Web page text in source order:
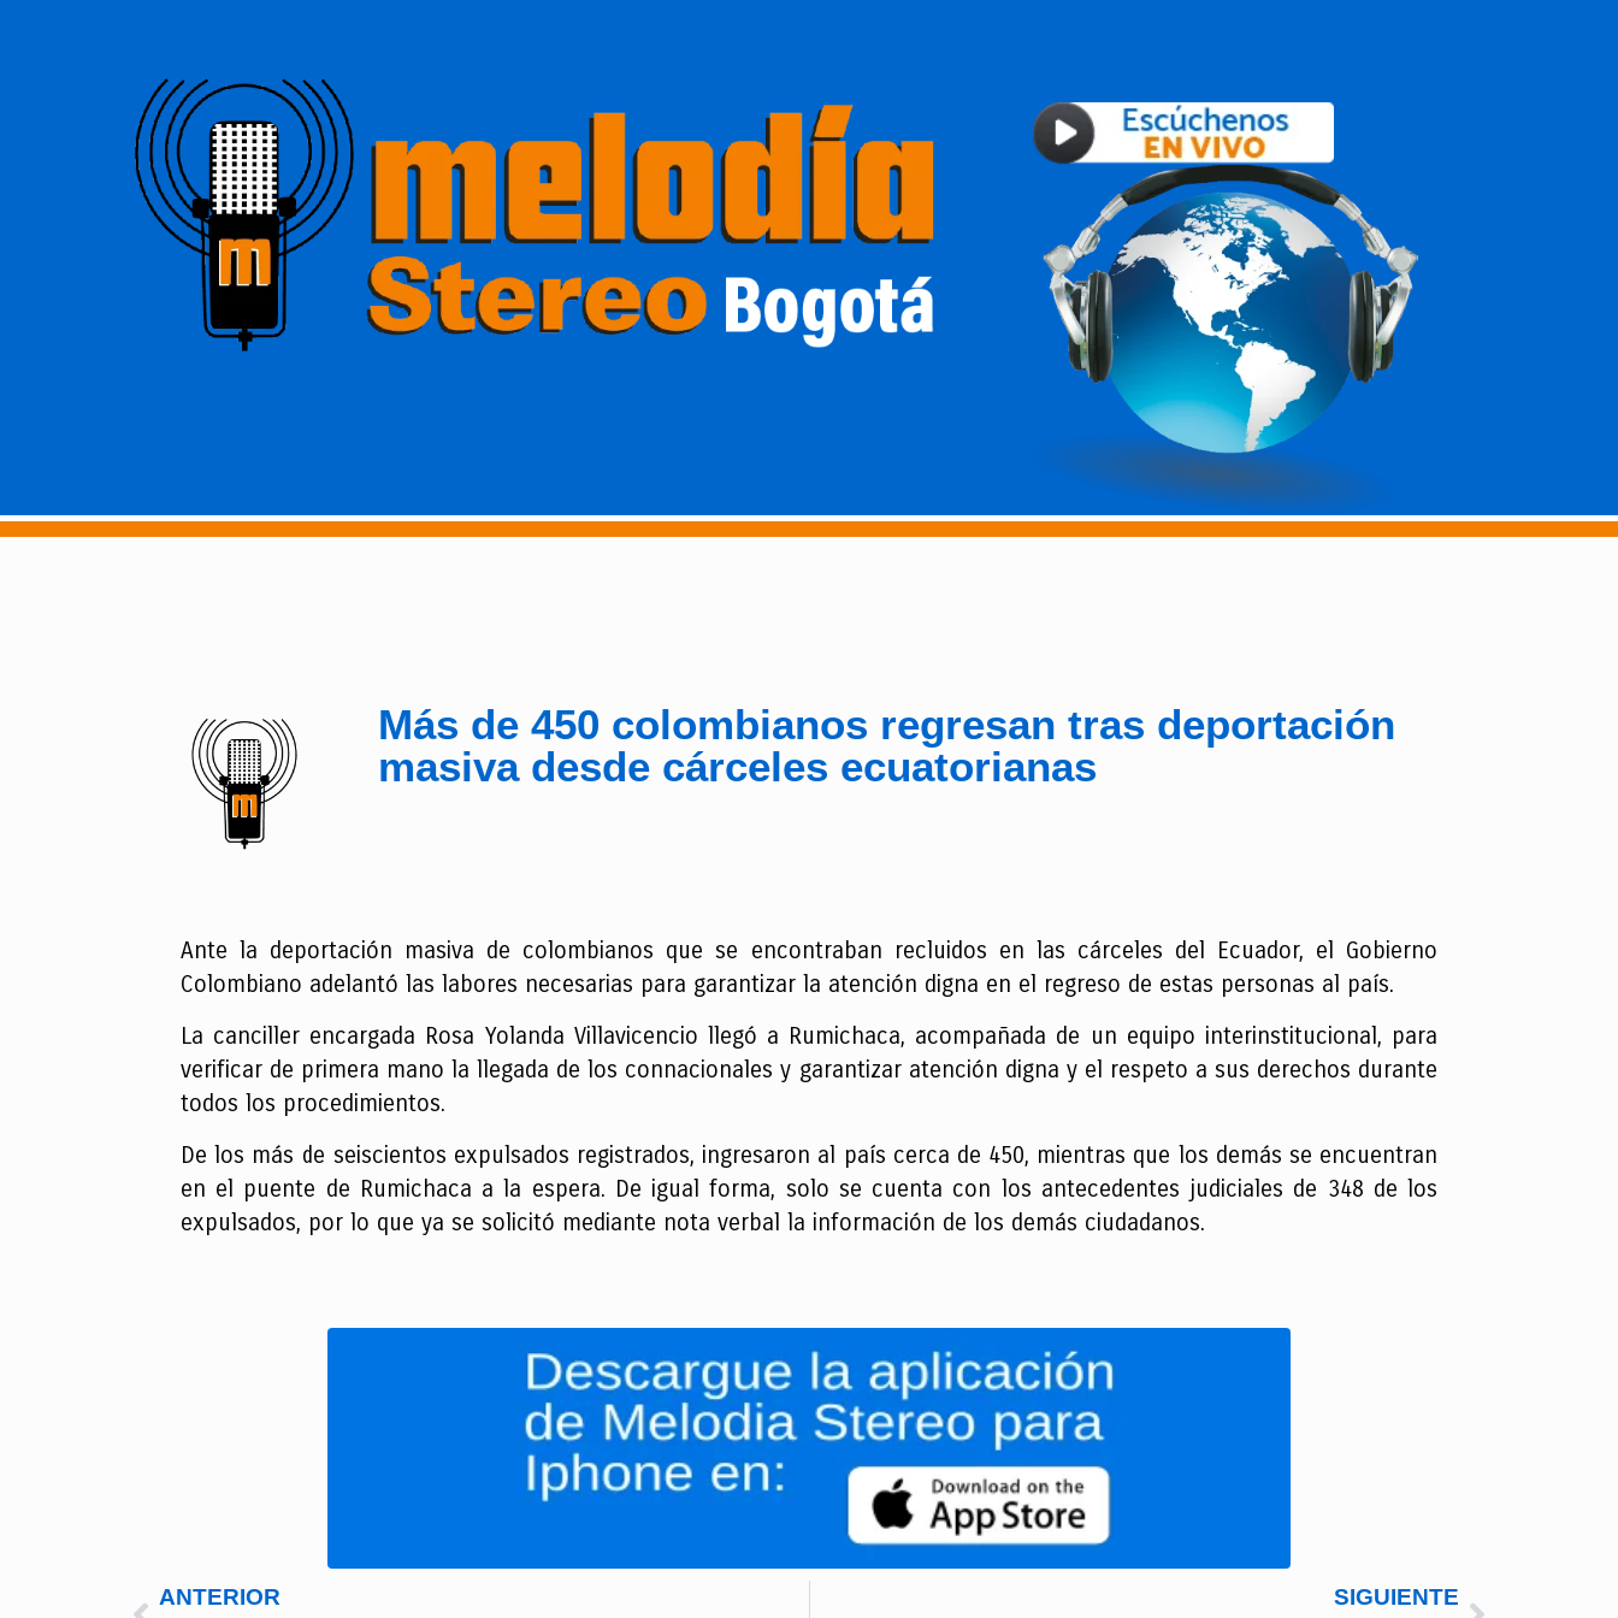
Más de 450 colombianos regresan tras deportación
masiva desde cárceles ecuatorianas
Ante la deportación masiva de colombianos que se encontraban recluidos en las cárceles del Ecuador, el Gobierno
Colombiano adelantó las labores necesarias para garantizar la atención digna en el regreso de estas personas al país.
La canciller encargada Rosa Yolanda Villavicencio llegó a Rumichaca, acompañada de un equipo interinstitucional, para
verificar de primera mano la llegada de los connacionales y garantizar atención digna y el respeto a sus derechos durante
todos los procedimientos.
De los más de seiscientos expulsados registrados, ingresaron al país cerca de 450, mientras que los demás se encuentran
en el puente de Rumichaca a la espera. De igual forma, solo se cuenta con los antecedentes judiciales de 348 de los
expulsados, por lo que ya se solicitó mediante nota verbal la información de los demás ciudadanos.
ANTERIOR SIGUIENTE